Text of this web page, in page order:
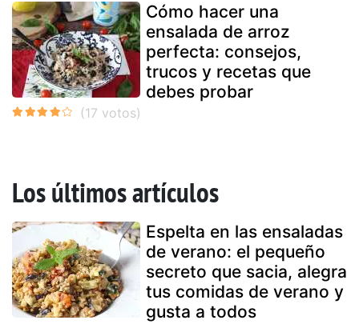
Cómo hacer una
ensalada de arroz
perfecta: consejos,
trucos y recetas que
debes probar
Los últimos artículos
Espelta en las ensaladas
de verano: el pequeño
secreto que sacia, alegra
tus comidas de verano y
gusta a todos